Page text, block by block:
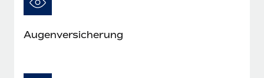
Augen­versicherung